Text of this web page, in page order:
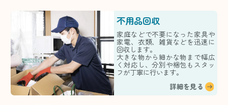
不用品回収
家庭などで不要になった家具や
家電、衣類、雑貨などを迅速に
回収します。
大きな物から細かな物まで幅広
く対応し、分別や梱包もスタッ
フが丁寧に行います。
詳細を見る